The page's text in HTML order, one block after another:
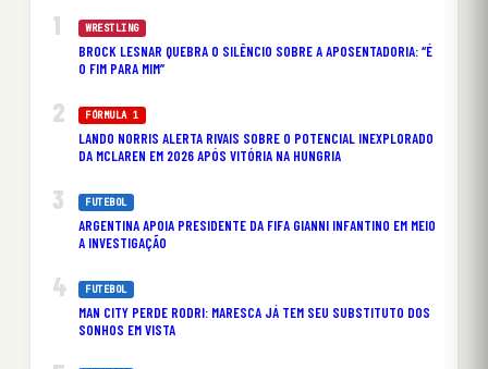
WRESTLING
BROCK LESNAR QUEBRA O SILÊNCIO SOBRE A APOSENTADORIA: “É
O FIM PARA MIM”
FÓRMULA 1
LANDO NORRIS ALERTA RIVAIS SOBRE O POTENCIAL INEXPLORADO
DA MCLAREN EM 2026 APÓS VITÓRIA NA HUNGRIA
FUTEBOL
ARGENTINA APOIA PRESIDENTE DA FIFA GIANNI INFANTINO EM MEIO
A INVESTIGAÇÃO
FUTEBOL
MAN CITY PERDE RODRI: MARESCA JÁ TEM SEU SUBSTITUTO DOS
SONHOS EM VISTA